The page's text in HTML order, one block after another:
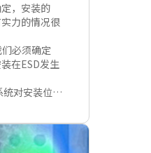
，安装的
力的情况很
必须确定
在ESD发生
统对安装位置